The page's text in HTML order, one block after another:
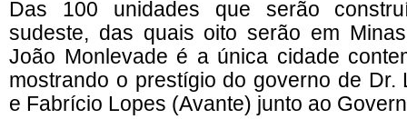
Das 100 unidades que serão
sudeste, das quais oito serão em
João Monlevade é a única cidade
mostrando o prestígio do governo de Dr.
e Fabrício Lopes (Avante) junto ao